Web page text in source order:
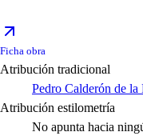
Ficha obra
Atribución tradicional
Pedro Calderón de la
Atribución estilometría
No apunta hacia